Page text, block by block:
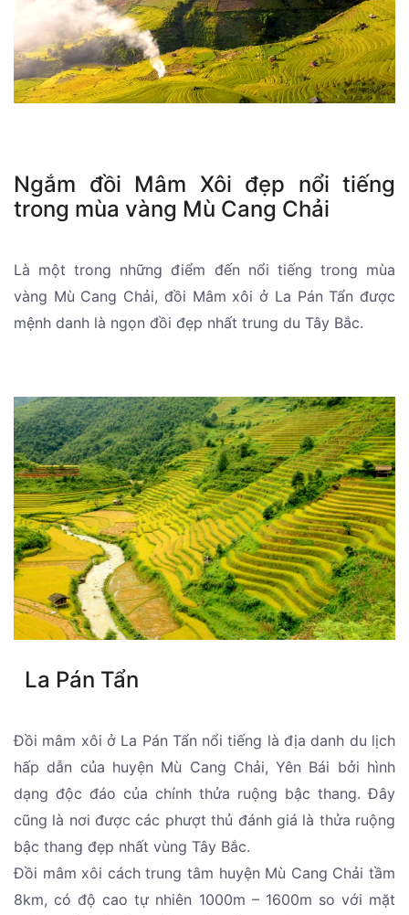
Ngắm đồi Mâm Xôi đẹp nổi tiếng
trong mùa vàng Mù Cang Chải
Là một trong những điểm đến nổi tiếng trong mùa
vàng Mù Cang Chải, đồi Mâm xôi ở La Pán Tẩn được
mệnh danh là ngọn đồi đẹp nhất trung du Tây Bắc.
La Pán Tẩn
Đồi mâm xôi ở La Pán Tẩn nổi tiếng là địa danh du lịch
hấp dẫn của huyện Mù Cang Chải, Yên Bái bởi hình
dạng độc đáo của chính thửa ruộng bậc thang. Đây
cũng là nơi được các phượt thủ đánh giá là thửa ruộng
bậc thang đẹp nhất vùng Tây Bắc.
Đồi mâm xôi cách trung tâm huyện Mù Cang Chải tầm
8km, có độ cao tự nhiên 1000m – 1600m so với mặt